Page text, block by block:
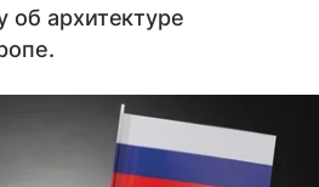
об архитектуре